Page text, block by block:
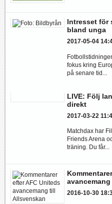
Intresset för
bland unga
2017-05-04
fokus kring
på senare tid...
LIVE: Följ
direkt
2017-03-22
Matchdax har
Friends Arena
träning. Du får...
2016-10-30